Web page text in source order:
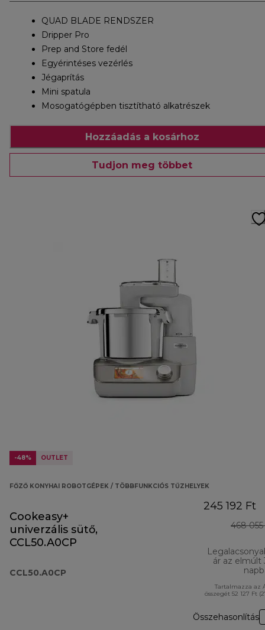
QUAD BLADE RENDSZER
Dripper Pro
Prep and Store fedél
Egyérintéses vezérlés
Jégaprítás
Mini spatula
Mosogatógépben tisztítható alkatrészek
Hozzáadás a kosárhoz
Tudjon meg többet
-48% OUTLET
FŐZŐ KONYHAI ROBOTGÉPEK / TÖBBFUNKCIÓS TŰZHELYEK
Cookeasy+
univerzális sütő,
CCL50.A0CP
CCL50.A0CP
245 192 Ft
468
ár az elmúlt
Tartalmazza az
összegét 52 127 Ft
Összehasonlítás